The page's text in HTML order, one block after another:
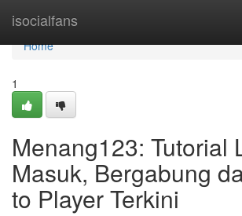
isocialfans
Home
Home
1
Menang123: Tutorial
Masuk, Bergabung
to Player Terkini